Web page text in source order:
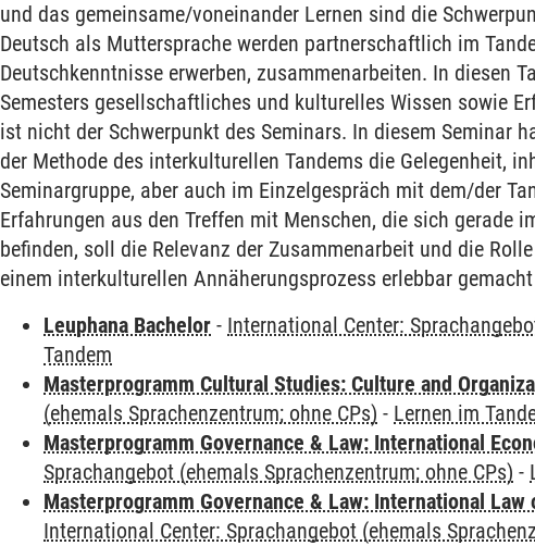
und das gemeinsame/voneinander Lernen sind die
Deutsch als Muttersprache werden partnerschaftlich im
Deutschkenntnisse erwerben, zusammenarbeiten. In diesen
Semesters gesellschaftliches und kulturelles Wissen sowie
ist nicht der Schwerpunkt des Seminars. In diesem Seminar
der Methode des interkulturellen Tandems die Gelegenheit,
Seminargruppe, aber auch im Einzelgespräch mit dem/der
Erfahrungen aus den Treffen mit Menschen, die sich gerade
befinden, soll die Relevanz der Zusammenarbeit und die
einem interkulturellen Annäherungsprozess erlebbar
Leuphana Bachelor - International Center:
Tandem
Masterprogramm Cultural Studies: Culture and
(ehemals Sprachenzentrum; ohne CPs) - Lernen im
Masterprogramm Governance & Law: International
Sprachangebot (ehemals Sprachenzentrum; ohne CPs) -
Masterprogramm Governance & Law: International
International Center: Sprachangebot (ehemals